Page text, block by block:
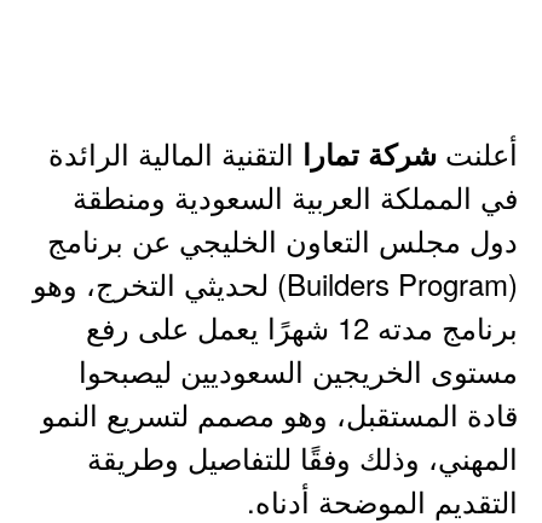
أعلنت شركة تمارا التقنية المالية الرائدة
في المملكة العربية السعودية ومنطقة
دول مجلس التعاون الخليجي عن برنامج
(Builders Program) لحديثي التخرج، وهو
برنامج مدته 12 شهرًا يعمل على رفع
مستوى الخريجين السعوديين ليصبحوا
قادة المستقبل، وهو مصمم لتسريع النمو
المهني، وذلك وفقًا للتفاصيل وطريقة
التقديم الموضحة أدناه.